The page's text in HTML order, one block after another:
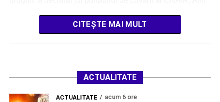
CITEȘTE MAI MULT
ACTUALITATE
ACTUALITATE acum 6 ore